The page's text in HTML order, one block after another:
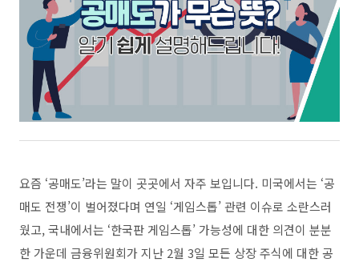
요즘 ‘공매도’라는 말이 곳곳에서 자주 보입니다. 미국에서는 ‘공
매도 전쟁’이 벌어졌다며 연일 ‘게임스톱’관련 이슈로 소란스러
웠고,국내에서는 ‘한국판 게임스톱’가능성에 대한 의견이 분분
한 가운데 금융위원회가 지난 2월 3일 모든 상장 주식에 대한 공